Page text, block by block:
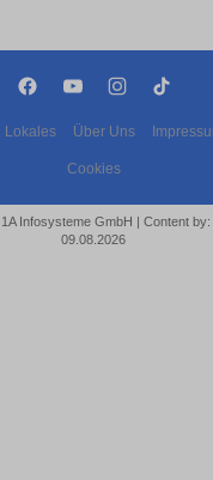
Lokales Über Uns
Cookies
Infosysteme GmbH | Content
09.08.2026